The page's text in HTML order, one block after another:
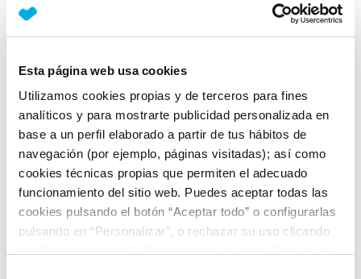
Esta página web usa cookies
Utilizamos cookies propias y de terceros para fines
analíticos y para mostrarte publicidad personalizada en
base a un perfil elaborado a partir de tus hábitos de
navegación (por ejemplo, páginas visitadas); así como
cookies técnicas propias que permiten el adecuado
funcionamiento del sitio web. Puedes aceptar todas las
cookies pulsando el botón “Aceptar todo” o configurarlas
pulsando en “Personalizar”, o rechazar su uso clicando
Detalles destacados
Faros LED High (luz de cruce y carretera)
Luz diurna LED
2 luces de lectura LED delante
+ Ver todos
Ficha técnica
Exterior